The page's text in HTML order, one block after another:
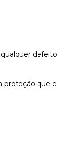
proteção que